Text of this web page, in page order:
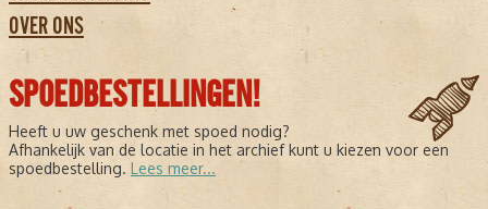
OVER ONS
SPOEDBESTELLINGEN!
Heeft u uw geschenk met spoed nodig?
Afhankelijk van de locatie in het archief kunt u kiezen voor een
spoedbestelling. Lees meer...